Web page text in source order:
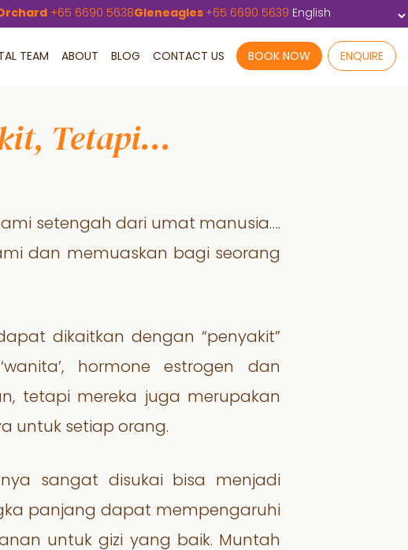
+65 6690 5638Gleneagles +65 6690 5639
TEAM ABOUT BLOG CONTACT US BOOK NOW ENQUIRE
Tetapi…
setengah dari umat manusia….
dan memuaskan bagi seorang
dikaitkan dengan “penyakit”
hormone estrogen dan
tetapi mereka juga merupakan
untuk setiap orang.
sangat disukai bisa menjadi
panjang dapat mempengaruhi
untuk gizi yang baik. Muntah